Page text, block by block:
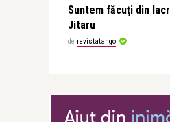
Suntem făcuţi din
Jitaru
de revistatango